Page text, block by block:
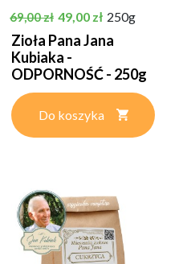
Cena podstawowa
69,00 zł Cena
49,00 zł 250g
Zioła Pana Jana
Kubiaka -
ODPORNOŚĆ - 250g
Do koszyka